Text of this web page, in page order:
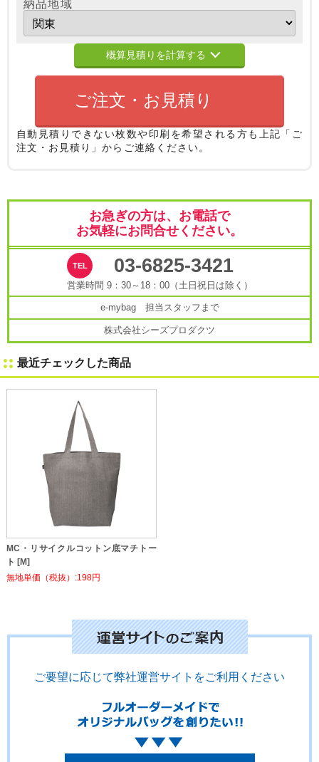
納品地域
概算見積りを計算する
ご注文・お見積り
自動見積りできない枚数や印刷を希望される方も 上記「ご
注文・お見積り」からご連絡ください。
お急ぎの方は、お電話で
お気軽にお問合せください。
03-6825-3421
営業時間 9：30～18：00（土日祝日は除く）
e-mybag 担当スタッフまで
株式会社シーズプロダクツ
最近チェックした商品
MC・リサイクルコットン底マチトー
ト [M]
無地単価（税抜）:198円
ご要望に応じて弊社運営サイトをご利用ください